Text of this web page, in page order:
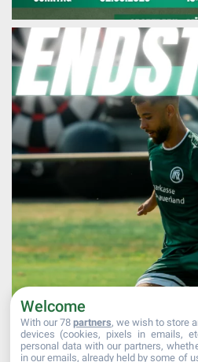
Welcome
With our 78 partners, we wish to store
devices (cookies, pixels in emails,
personal data with our partners,
in our emails, already held by some of